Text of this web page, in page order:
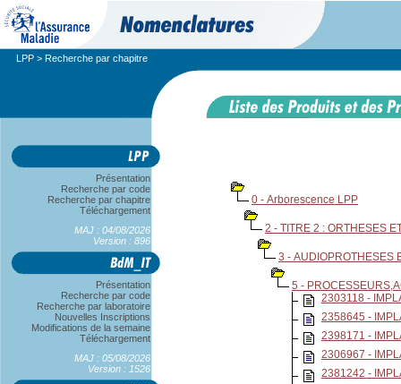
LPP > Recherche par chapitre
Présentation
Recherche par code
Recherche par chapitre
Téléchargement
MAJ : 04/08/2026
Version : 896
Présentation
Recherche par code
Recherche par laboratoire
Nouvelles Inscriptions
Modifications de la semaine
Téléchargement
MAJ : 05/08/2026
Version : 1526
0 - Arborescence LPP
2 - TITRE 2 : ORTHESES
3 - AUDIOPROTHESES
5 -
2303118 -
2358645 -
2398171 -
2306967 -
2381242 -